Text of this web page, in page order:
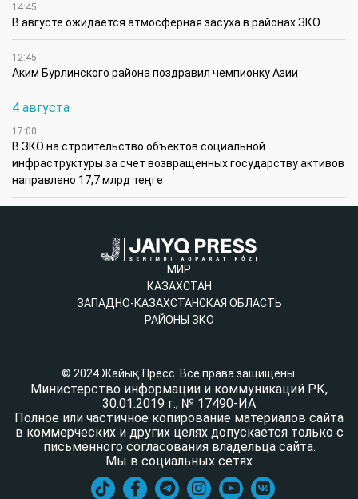
14:45
В августе ожидается атмосферная засуха в районах ЗКО
12:45
Аким Бурлинского района поздравил чемпионку Азии
4 августа
17:00
В ЗКО на строительство объектов социальной
инфраструктуры за счет возвращенных государству активов
направлено 17,7 млрд теңге
МИР
КАЗАХСТАН
ЗАПАДНО-КАЗАХСТАНСКАЯ ОБЛАСТЬ
РАЙОНЫ ЗКО
© 2024 Жайық Пресс. Все права защищены.
Министерство информации и коммуникаций РК,
30.01.2019 г., № 17490-ИА
Полное или частичное копирование материалов сайта
в коммерческих и других целях допускается только с
письменного согласования владельца сайта.
Мы в социальных сетях